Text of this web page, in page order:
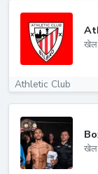
खेल
Athletic Club
खेल